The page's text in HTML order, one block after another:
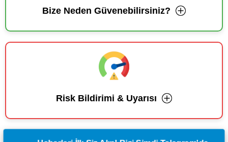
Bize Neden Güvenebilirsiniz?
Risk Bildirimi & Uyarısı